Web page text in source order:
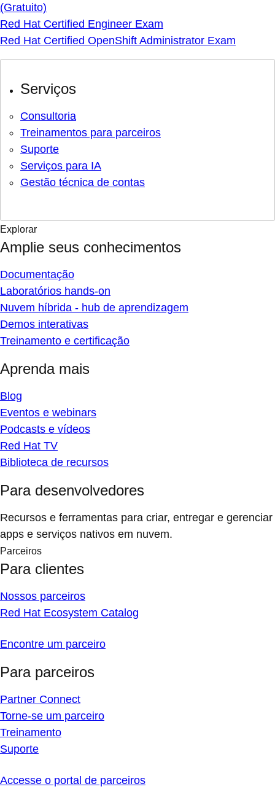
(Gratuito)
Red Hat Certified Engineer Exam
Red Hat Certified OpenShift Administrator Exam
Serviços
Consultoria
Treinamentos para parceiros
Suporte
Serviços para IA
Gestão técnica de contas
Explorar
Amplie seus conhecimentos
Documentação
Laboratórios hands-on
Nuvem híbrida - hub de aprendizagem
Demos interativas
Treinamento e certificação
Aprenda mais
Blog
Eventos e webinars
Podcasts e vídeos
Red Hat TV
Biblioteca de recursos
Para desenvolvedores
Recursos e ferramentas para criar, entregar e gerenciar
apps e serviços nativos em nuvem.
Parceiros
Para clientes
Nossos parceiros
Red Hat Ecosystem Catalog
Encontre um parceiro
Para parceiros
Partner Connect
Torne-se um parceiro
Treinamento
Suporte
Accesse o portal de parceiros